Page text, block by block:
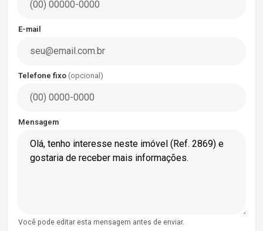
E-mail
Telefone fixo (opcional)
Mensagem
Você pode editar esta mensagem antes de enviar.